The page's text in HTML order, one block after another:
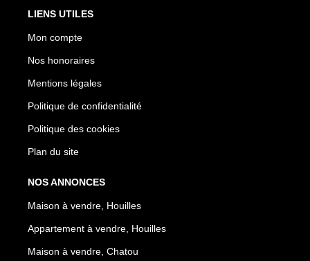
LIENS UTILES
Mon compte
Nos honoraires
Mentions légales
Politique de confidentialité
Politique des cookies
Plan du site
NOS ANNONCES
Maison à vendre, Houilles
Appartement à vendre, Houilles
Maison à vendre, Chatou